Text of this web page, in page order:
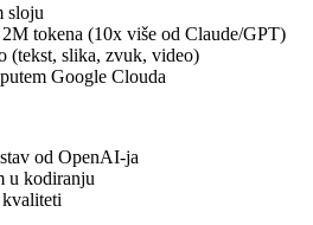
sloju
tokena (10x više od Claude/GPT)
(tekst, slika, zvuk, video)
Google Clouda
od OpenAI-ja
u kodiranju